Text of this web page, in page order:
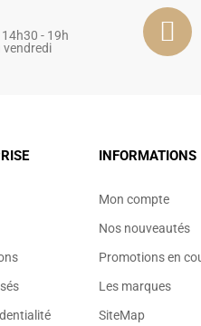
- 19h
vendredi
INFORMATIONS
Mon compte
Nos nouveautés
Promotions en
Les marques
SiteMap